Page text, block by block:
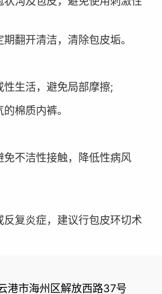
开清洁，清除包皮垢。
生活，避免局部摩擦;
棉质内裤。
不洁性接触，降低性病风
复炎症，建议行包皮环切术
港市海州区解放西路37号